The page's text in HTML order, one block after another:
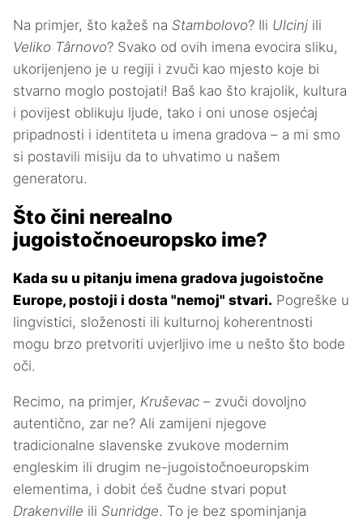
Na primjer, što kažeš na Stambolovo? Ili Ulcinj ili
Veliko Târnovo? Svako od ovih imena evocira sliku,
ukorijenjeno je u regiji i zvuči kao mjesto koje bi
stvarno moglo postojati! Baš kao što krajolik, kultura
i povijest oblikuju ljude, tako i oni unose osjećaj
pripadnosti i identiteta u imena gradova – a mi smo
si postavili misiju da to uhvatimo u našem
generatoru.
Što čini nerealno
jugoistočnoeuropsko ime?
Kada su u pitanju imena gradova jugoistočne
Europe, postoji i dosta "nemoj" stvari. Pogreške u
lingvistici, složenosti ili kulturnoj koherentnosti
mogu brzo pretvoriti uvjerljivo ime u nešto što bode
oči.
Recimo, na primjer, Kruševac – zvuči dovoljno
autentično, zar ne? Ali zamijeni njegove
tradicionalne slavenske zvukove modernim
engleskim ili drugim ne-jugoistočnoeuropskim
elementima, i dobit ćeš čudne stvari poput
Drakenville ili Sunridge. To je bez spominjanja